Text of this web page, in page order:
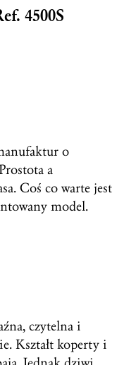
4500S
o
a
Coś co warte jest
model.
czytelna i
Kształt koperty i